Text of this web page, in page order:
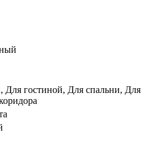
Для гостиной, Для спальни, Для